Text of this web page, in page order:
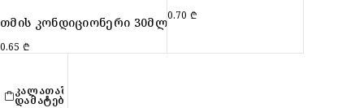
თმის კონდიციონერი 30მლ
0.65 ₾
0.70 ₾
ᲙᲐᲚᲐᲗᲐᲨᲘ
ᲓᲐᲛᲐᲢᲔᲑᲐ